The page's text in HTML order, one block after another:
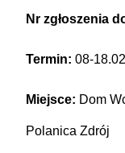
Nr zgłoszenia
Termin: 08-
Miejsce: Dom
Polanica Zdrój